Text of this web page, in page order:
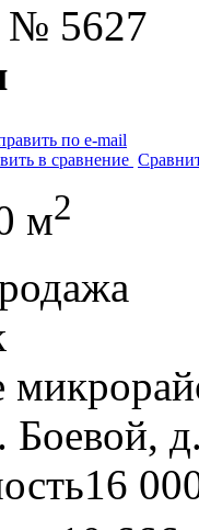
№ 5627
по e-mail
в сравнение
м2
Боевой,
16